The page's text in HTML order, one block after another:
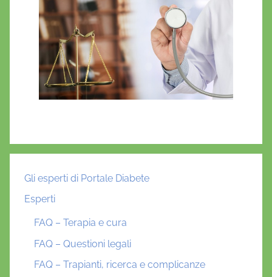
Gli esperti di Portale Diabete
Esperti
FAQ – Terapia e cura
FAQ – Questioni legali
FAQ – Trapianti, ricerca e complicanze